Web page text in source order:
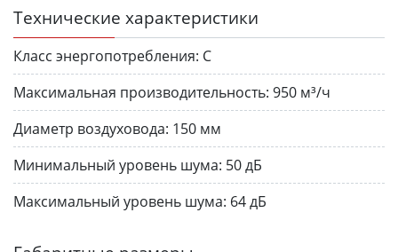
Технические характеристики
Класс энергопотребления: C
Максимальная производительность: 950 м³/ч
Диаметр воздуховода: 150 мм
Минимальный уровень шума: 50 дБ
Максимальный уровень шума: 64 дБ